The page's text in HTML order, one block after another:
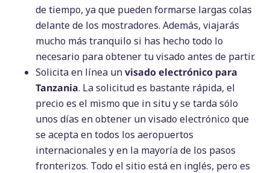
de tiempo, ya que pueden formarse largas colas
delante de los mostradores. Además, viajarás
mucho más tranquilo si has hecho todo lo
necesario para obtener tu visado antes de partir.
Solicita en línea unvisado electrónico para
Tanzania. La solicitud es bastante rápida, el
precio es el mismo que in situ y se tarda sólo
unos días en obtener un visado electrónico que
se acepta en todos los aeropuertos
internacionales y en la mayoría de los pasos
fronterizos. Todo el sitio está en inglés, pero es